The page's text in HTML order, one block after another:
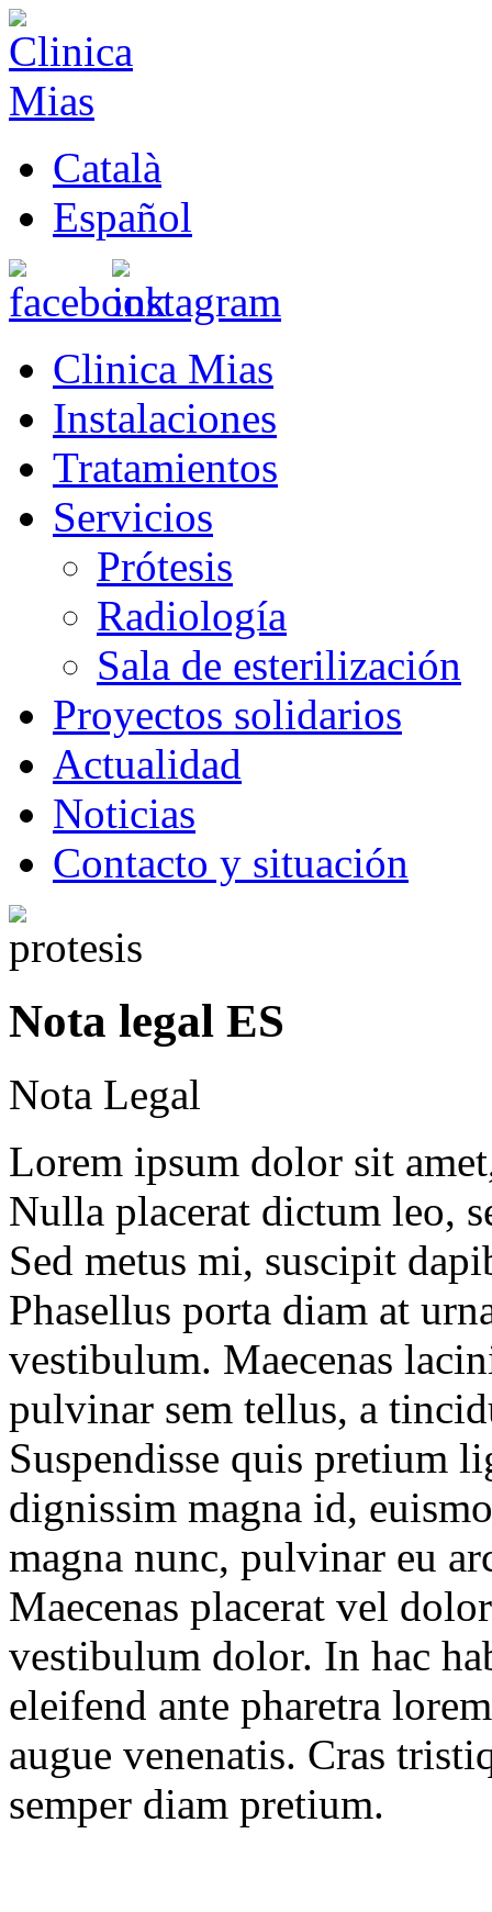
Català
Español
Clinica Mias
Instalaciones
Tratamientos
Servicios
Prótesis
Radiología
Sala de esterilización
Proyectos solidarios
Actualidad
Noticias
Contacto y situación
Nota legal ES
Nota Legal
Lorem ipsum dolor sit
Nulla placerat dictum leo,
Sed metus mi, suscipit
Phasellus porta diam at
vestibulum. Maecenas
pulvinar sem tellus, a
Suspendisse quis pretium
dignissim magna id,
magna nunc, pulvinar eu
Maecenas placerat vel
vestibulum dolor. In hac
eleifend ante pharetra
augue venenatis. Cras
semper diam pretium.